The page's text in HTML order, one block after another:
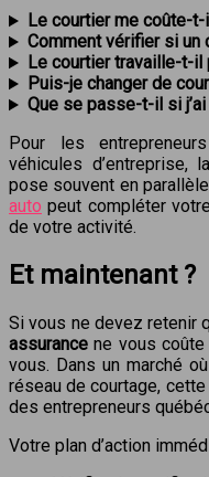
Le courtier me coûte-t-
Comment vérifier si un
Le courtier travaille-t-il
Puis-je changer de
Que se passe-t-il si
Pour les
véhicules d’entreprise,
pose souvent en
auto peut compléter
de votre activité.
Et maintenant ?
Si vous ne devez retenir
assurance ne vous
vous. Dans un marché
réseau de courtage,
des entrepreneurs
Votre plan d’action